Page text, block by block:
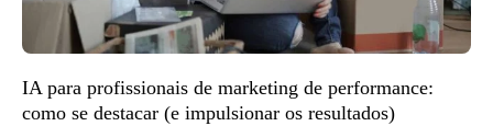
IA para profissionais de marketing de performance:
como se destacar (e impulsionar os resultados)